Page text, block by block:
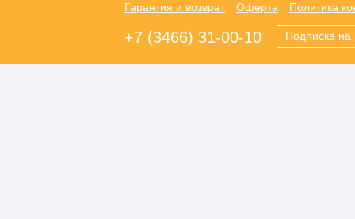
Гарантия и возврат Оферта Политика
+7 (3466) 31-00-10 Подписка на